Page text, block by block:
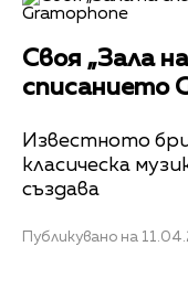
Своя „Зала
списанието
Известното
класическа
създава
Публикувано на